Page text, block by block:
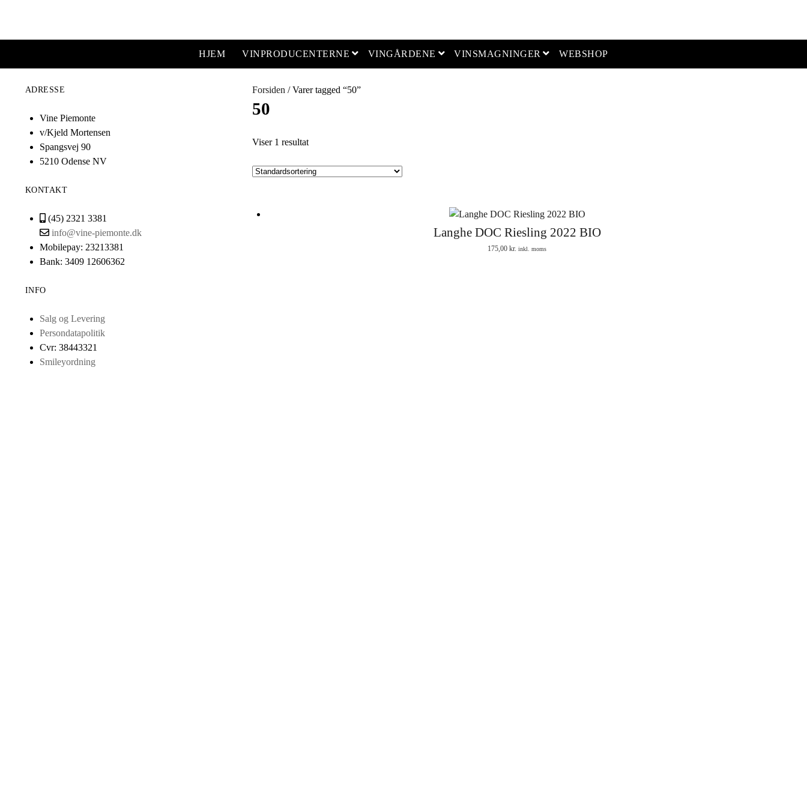
HJEM VINPRODUCENTERNE open menu
VINGÅRDENE open menu
VINSMAGNINGER open menu
WEBSHOP
Forsiden / Varer tagged “50”
50
Viser 1 resultat
Langhe DOC Riesling 2022 BIO
175,00 kr. inkl. moms
ADRESSE
Vine Piemonte
v/Kjeld Mortensen
Spangsvej 90
5210 Odense NV
KONTAKT
(45) 2321 3381
info@vine-piemonte.dk
Mobilepay: 23213381
Bank: 3409 12606362
INFO
Salg og Levering
Persondatapolitik
Cvr: 38443321
Smileyordning